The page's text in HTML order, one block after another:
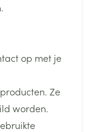
op met je
Ze
worden.